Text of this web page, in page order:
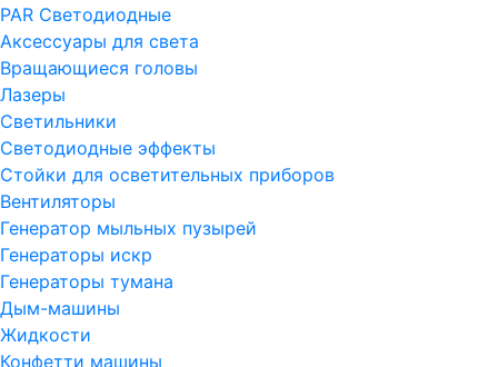
PAR Светодиодные
Аксессуары для света
Вращающиеся головы
Лазеры
Светильники
Светодиодные эффекты
Стойки для осветительных приборов
Вентиляторы
Генератор мыльных пузырей
Генераторы искр
Генераторы тумана
Дым-машины
Жидкости
Конфетти машины